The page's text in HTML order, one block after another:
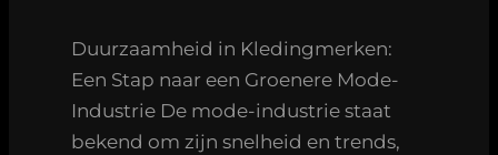
Duurzaamheid in Kledingmerken:
Een Stap naar een Groenere Mode-
Industrie De mode-industrie staat
bekend om zijn snelheid en trends,